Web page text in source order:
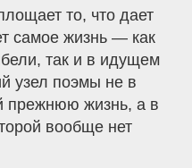
то, что дает
самое жизнь — как
так и в идущем
узел поэмы не в
прежнюю жизнь, а в
вообще нет